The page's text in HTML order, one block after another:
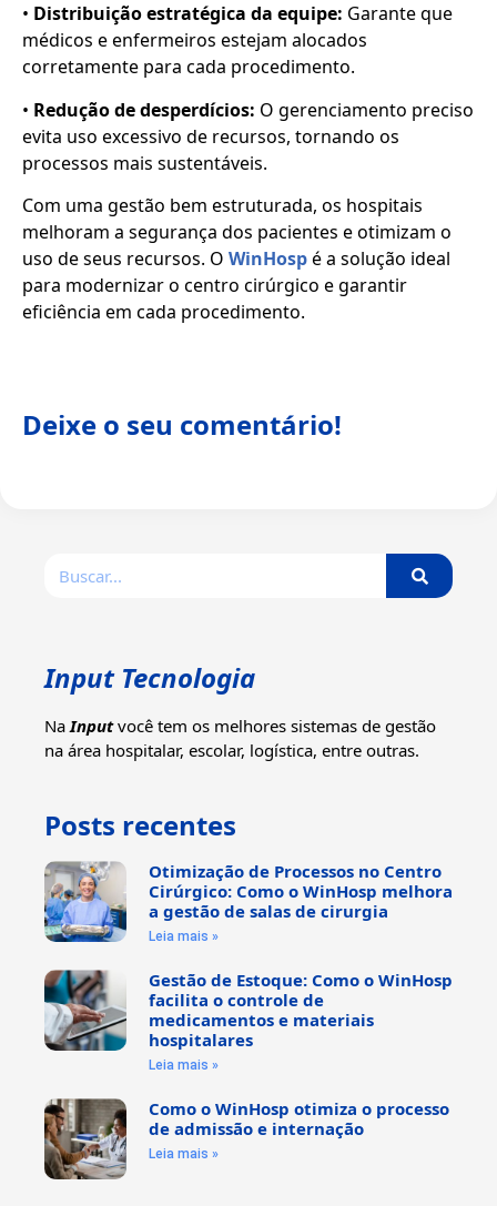
• Distribuição estratégica da equipe: Garante que
médicos e enfermeiros estejam alocados
corretamente para cada procedimento.
• Redução de desperdícios: O gerenciamento preciso
evita uso excessivo de recursos, tornando os
processos mais sustentáveis.
Com uma gestão bem estruturada, os hospitais
melhoram a segurança dos pacientes e otimizam o
uso de seus recursos. O WinHospé a solução ideal
para modernizar o centro cirúrgico e garantir
eficiência em cada procedimento.
Deixe o seu comentário!
Input Tecnologia
NaInputvocê tem os melhores sistemas de gestão
na área hospitalar, escolar, logística, entre outras.
Posts recentes
Otimização de Processos no Centro
Cirúrgico: Como o WinHosp melhora
a gestão de salas de cirurgia
Leia mais »
Gestão de Estoque: Como o WinHosp
facilita o controle de
medicamentos e materiais
hospitalares
Leia mais »
Como o WinHosp otimiza o processo
de admissão e internação
Leia mais »